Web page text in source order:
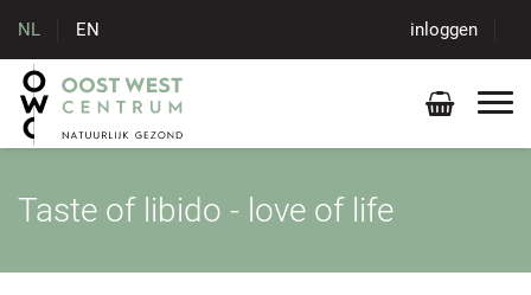
NL EN inloggen
Taste of libido - love of life